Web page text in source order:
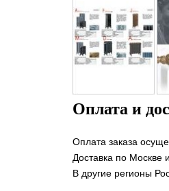
Оплата и
Оплата заказа
Доставка по Москве
В другие регионы